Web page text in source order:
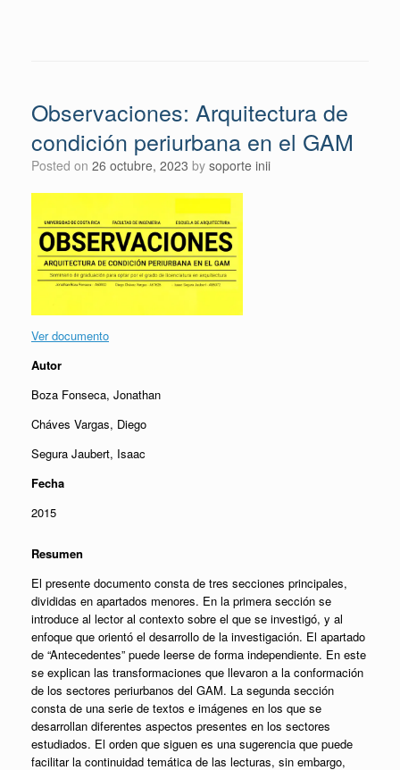
Observaciones: Arquitectura de
condición periurbana en el GAM
Posted on 26 octubre, 2023 by soporte inii
Ver documento
Autor
Boza Fonseca, Jonathan
Cháves Vargas, Diego
Segura Jaubert, Isaac
Fecha
2015
Resumen
El presente documento consta de tres secciones principales,
divididas en apartados menores. En la primera sección se
introduce al lector al contexto sobre el que se investigó, y al
enfoque que orientó el desarrollo de la investigación. El apartado
de “Antecedentes” puede leerse de forma independiente. En este
se explican las transformaciones que llevaron a la conformación
de los sectores periurbanos del GAM. La segunda sección
consta de una serie de textos e imágenes en los que se
desarrollan diferentes aspectos presentes en los sectores
estudiados. El orden que siguen es una sugerencia que puede
facilitar la continuidad temática de las lecturas, sin embargo,